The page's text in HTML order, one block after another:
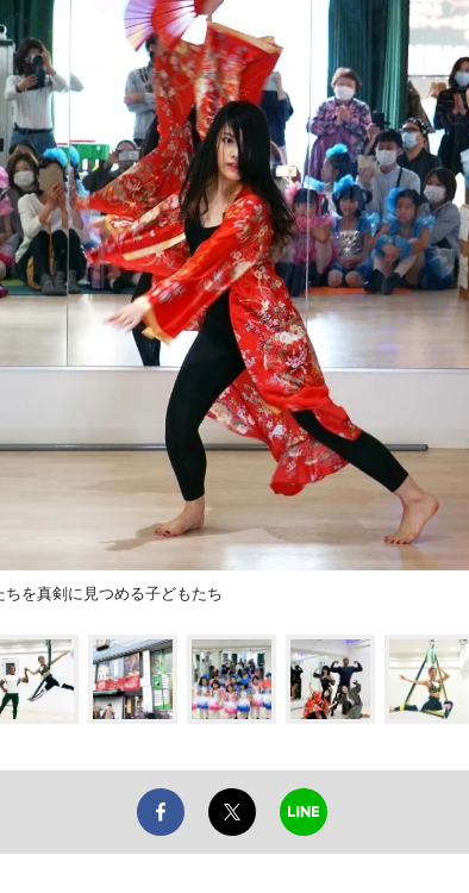
を真剣に見つめる子どもたち